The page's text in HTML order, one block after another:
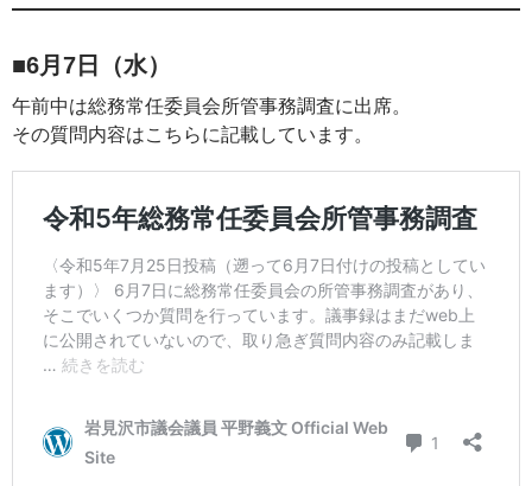
■6月7日（水）
午前中は総務常任委員会所管事務調査に出席。
その質問内容はこちらに記載しています。